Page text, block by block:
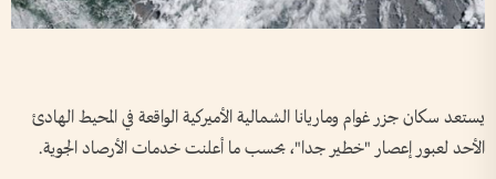
يستعد سكان جزر غوام وماريانا الشمالية الأميركية الواقعة في المحيط الهادئ
الأحد لعبور إعصار "خطير جدا"، بحسب ما أعلنت خدمات الأرصاد الجوية.